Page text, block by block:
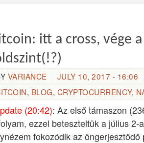
itt a cross, vége
VARIANCE
JULY 10, 2017 - 16:06
, BLOG, CRYPTOCURRENCY,
(20:42): Az első támaszon
ezzel beteszteltük a július
fokozódik az öngerjesztődő